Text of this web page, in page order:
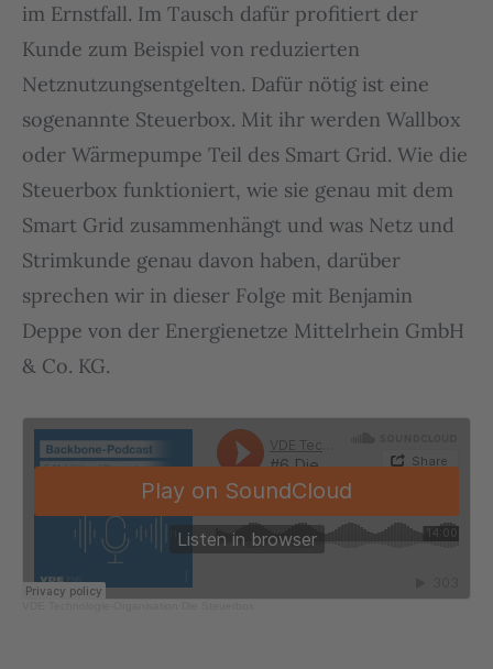
im Ernstfall. Im Tausch dafür profitiert der
Kunde zum Beispiel von reduzierten
Netznutzungsentgelten. Dafür nötig ist eine
sogenannte Steuerbox. Mit ihr werden Wallbox
oder Wärmepumpe Teil des Smart Grid. Wie die
Steuerbox funktioniert, wie sie genau mit dem
Smart Grid zusammenhängt und was Netz und
Strimkunde genau davon haben, darüber
sprechen wir in dieser Folge mit Benjamin
Deppe von der Energienetze Mittelrhein GmbH
& Co. KG.